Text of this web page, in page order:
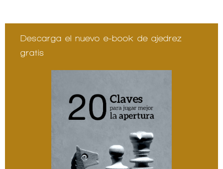
Descarga el nuevo e-book de ajedrez
gratis